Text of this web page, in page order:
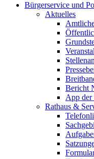
Bürgerservice und
Aktuelles
Bericht
App der
Rathaus &